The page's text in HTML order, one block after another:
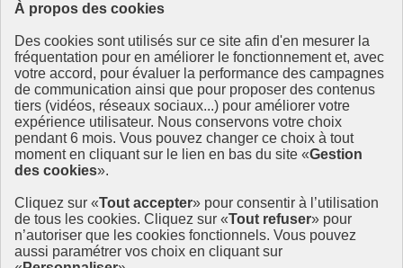
À propos des cookies
Des cookies sont utilisés sur ce site afin d'en mesurer la
fréquentation pour en améliorer le fonctionnement et, avec
votre accord, pour évaluer la performance des campagnes
de communication ainsi que pour proposer des contenus
tiers (vidéos, réseaux sociaux...) pour améliorer votre
expérience utilisateur. Nous conservons votre choix
pendant 6 mois. Vous pouvez changer ce choix à tout
moment en cliquant sur le lien en bas du site «Gestion
des cookies».
Cliquez sur «Tout accepter» pour consentir à l’utilisation
de tous les cookies. Cliquez sur «Tout refuser» pour
n’autoriser que les cookies fonctionnels. Vous pouvez
aussi paramétrer vos choix en cliquant sur
Ressources
Ressources
La Méth’ODD
Gouvernement
Ce site propose l’information de référence concernant l’Agenda
2030 et la feuille de route de la France. Il valorise la mobilisation de
tous les acteurs.
info.gouv.fr- ouvre une nouvelle fenêtre
service-public.fr - ouvre une nouvelle fenêtre
legifrance.gouv.fr- ouvre une nouvelle fenêtre
data.gouv.fr- ouvre une nouvelle fenêtre